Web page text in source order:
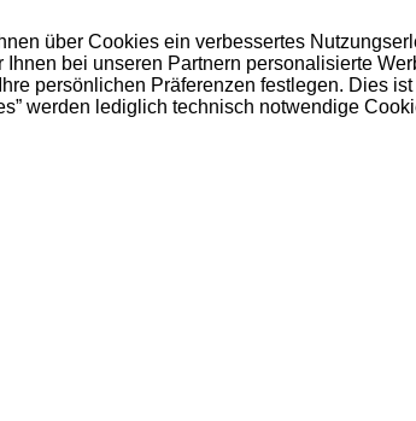
über Cookies ein verbessertes
bei unseren Partnern personalisierte
persönlichen Präferenzen festlegen. Dies
werden lediglich technisch notwendige